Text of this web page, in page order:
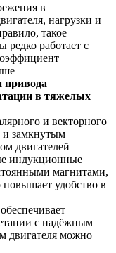
в
нагрузки и
такое
редко работает с
привода
в тяжелых
и векторного
и замкнутым
двигателей
индукционные
магнитами,
повышает удобство в
с надёжным
двигателя можно